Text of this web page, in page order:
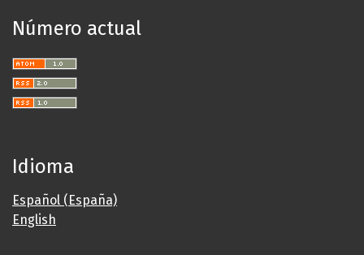
Número actual
Idioma
Español (España)
English